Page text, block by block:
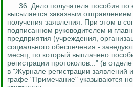
36. Дело получателя пособия по
высылается заказным
получения заявления. При этом в
подписанном руководителем и
предприятия (учреждения,
социального обеспечения -
месяц, по который выплачено
регистрации протоколов..." (в
в "Журнале регистрации заявлений
графе "Примечание" указываются